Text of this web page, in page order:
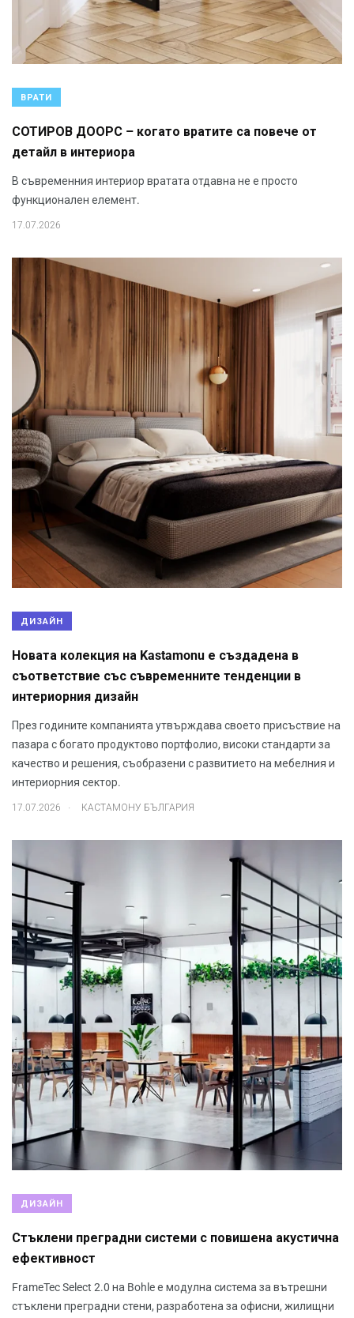
ВРАТИ
СОТИРОВ ДООРС – когато вратите са повече от
детайл в интериора
В съвременния интериор вратата отдавна не е просто
функционален елемент.
17.07.2026
ДИЗАЙН
Новата колекция на Kastamonu е създадена в
съответствие със съвременните тенденции в
интериорния дизайн
През годините компанията утвърждава своето присъствие на
пазара с богато продуктово портфолио, високи стандарти за
качество и решения, съобразени с развитието на мебелния и
интериорния сектор.
17.07.2026 КАСТАМОНУ БЪЛГАРИЯ
ДИЗАЙН
Стъклени преградни системи с повишена акустична
ефективност
FrameTec Select 2.0 на Bohle е модулна система за вътрешни
стъклени преградни стени, разработена за офисни, жилищни